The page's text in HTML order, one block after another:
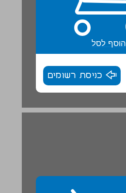
הוסף לסל
כניסת רשומים